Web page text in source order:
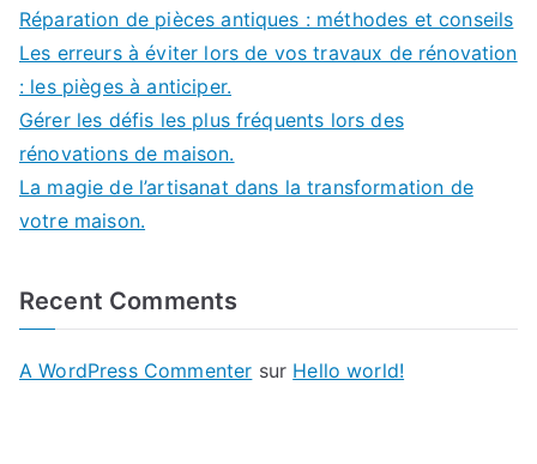
Réparation de pièces antiques : méthodes et conseils
Les erreurs à éviter lors de vos travaux de rénovation
: les pièges à anticiper.
Gérer les défis les plus fréquents lors des
rénovations de maison.
La magie de l’artisanat dans la transformation de
votre maison.
Recent Comments
A WordPress Commenter sur Hello world!